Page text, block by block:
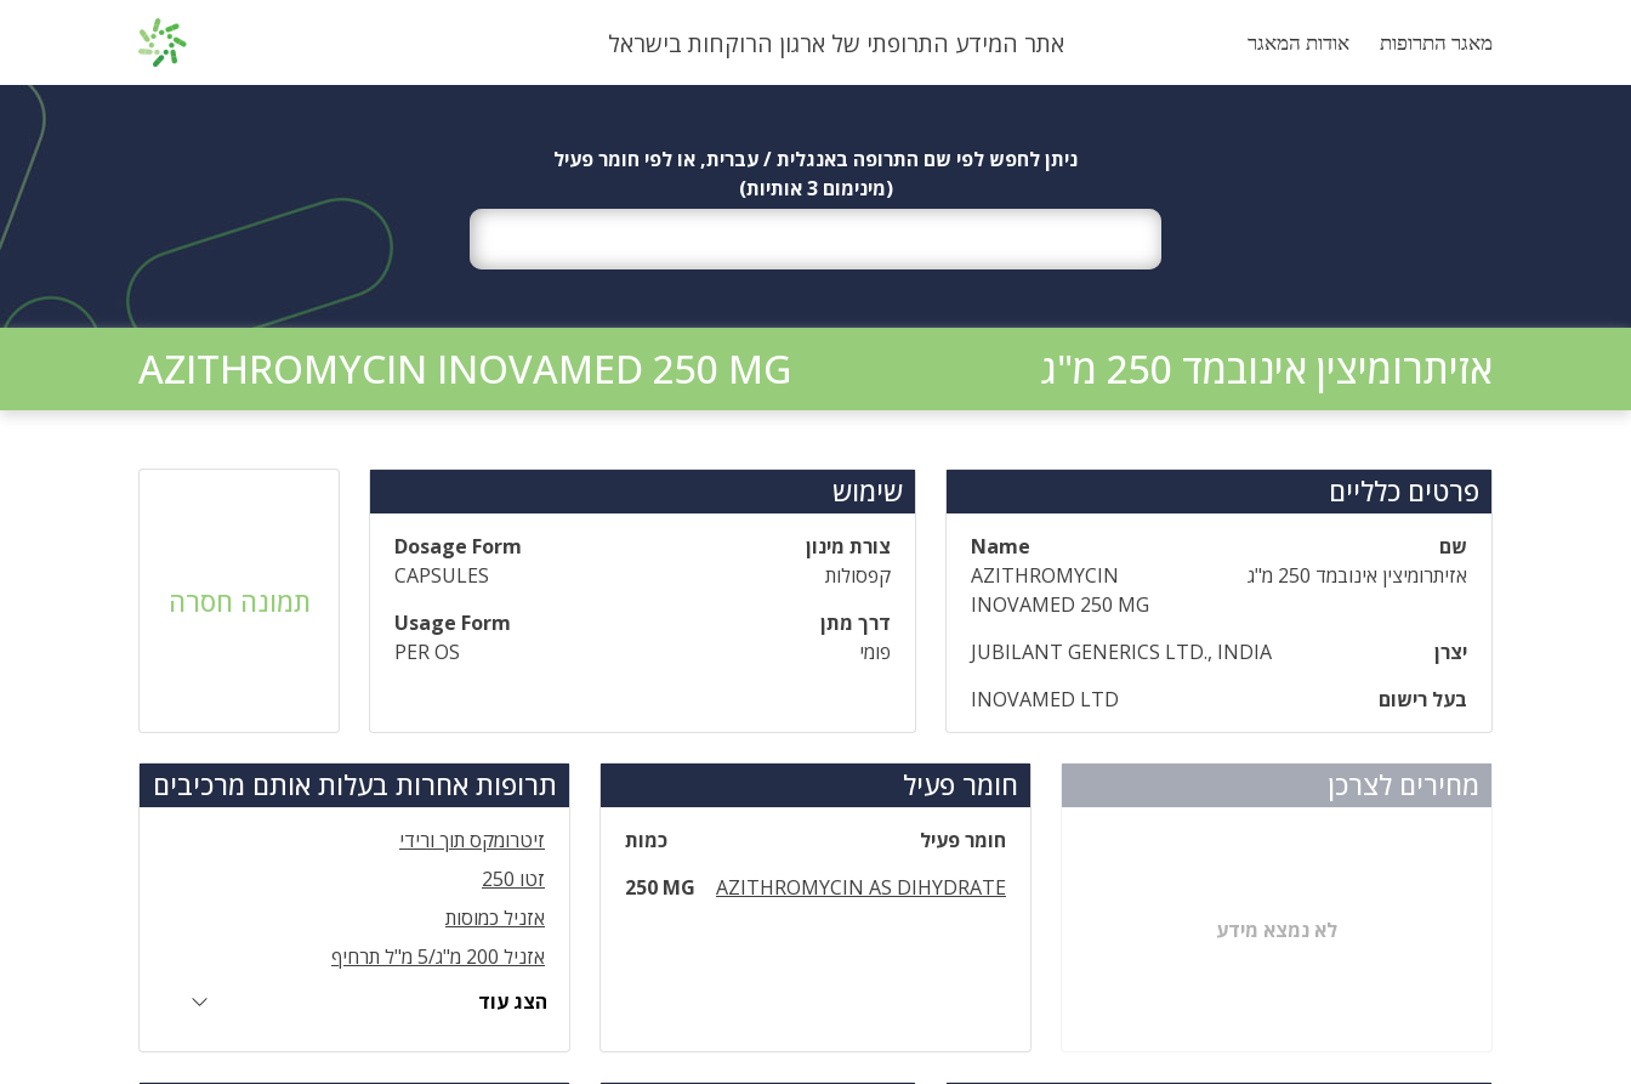
מאגר התרופות אודות המאגר אתר המידע התרופתי של ארגון הרוקחות בישראל
ניתן לחפש לפי שם התרופה באנגלית / עברית, או לפי חומר פעיל
(מינימום 3 אותיות)
אזיתרומיצין אינובמד 250 מ"ג AZITHROMYCIN INOVAMED 250 MG
פרטים כלליים
שם
Name
אזיתרומיצין אינובמד 250 מ"ג
AZITHROMYCIN
INOVAMED 250 MG
יצרן
JUBILANT GENERICS LTD., INDIA
בעל רישום
INOVAMED LTD
שימוש
צורת מינון
Dosage Form
קפסולות
CAPSULES
דרך מתן
Usage Form
פומי
PER OS
תמונה חסרה
מחירים לצרכן
לא נמצא מידע
חומר פעיל
חומר פעיל
כמות
AZITHROMYCIN AS DIHYDRATE
250 MG
תרופות אחרות בעלות אותם מרכיבים
זיטרומקס תוך ורידי
זטו 250
אזניל כמוסות
אזניל 200 מ"ג/5 מ"ל תרחיף
הצג עוד